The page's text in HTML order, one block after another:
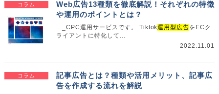
コラム
Web広告13種類を徹底解説！それぞれの特徴
や運用のポイントとは？
..._CPC運用サービスです。 Tiktok運用型広告をECク
ライアントに特化して...
2022.11.01
コラム
記事広告とは？種類や活用メリット、記事広
告を作成する流れを解説